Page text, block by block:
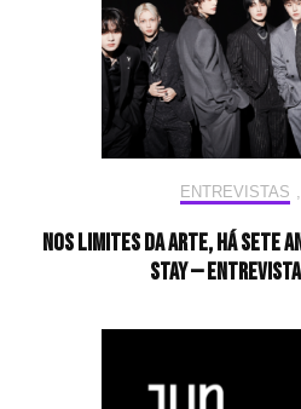
ENTREVISTAS
Nos limites da arte, há sete
STAY —